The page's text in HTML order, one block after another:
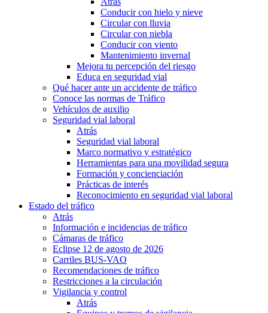
Conducir con hielo y nieve
Circular con lluvia
Circular con niebla
Conducir con viento
Mantenimiento invernal
Mejora tu percepción del riesgo
Educa en seguridad vial
Qué hacer ante un accidente de tráfico
Conoce las normas de Tráfico
Vehículos de auxilio
Seguridad vial laboral
Atrás
Seguridad vial laboral
Marco normativo y estratégico
Herramientas para una movilidad segura
Formación y concienciación
Prácticas de interés
Reconocimiento en seguridad vial laboral
Estado del tráfico
Atrás
Información e incidencias de tráfico
Cámaras de tráfico
Eclipse 12 de agosto de 2026
Carriles BUS-VAO
Recomendaciones de tráfico
Restricciones a la circulación
Vigilancia y control
Atrás